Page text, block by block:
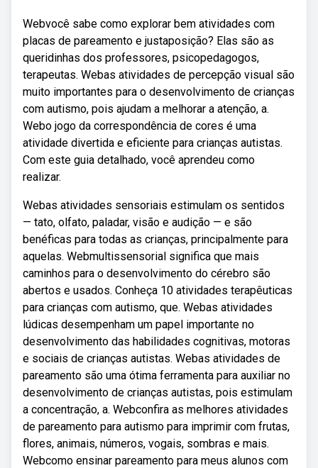
Webvocê sabe como explorar bem atividades com
placas de pareamento e justaposição? Elas são as
queridinhas dos professores, psicopedagogos,
terapeutas. Webas atividades de percepção visual são
muito importantes para o desenvolvimento de crianças
com autismo, pois ajudam a melhorar a atenção, a.
Webo jogo da correspondência de cores é uma
atividade divertida e eficiente para crianças autistas.
Com este guia detalhado, você aprendeu como
realizar.
Webas atividades sensoriais estimulam os sentidos
— tato, olfato, paladar, visão e audição — e são
benéficas para todas as crianças, principalmente para
aquelas. Webmultissensorial significa que mais
caminhos para o desenvolvimento do cérebro são
abertos e usados. Conheça 10 atividades terapêuticas
para crianças com autismo, que. Webas atividades
lúdicas desempenham um papel importante no
desenvolvimento das habilidades cognitivas, motoras
e sociais de crianças autistas. Webas atividades de
pareamento são uma ótima ferramenta para auxiliar no
desenvolvimento de crianças autistas, pois estimulam
a concentração, a. Webconfira as melhores atividades
de pareamento para autismo para imprimir com frutas,
flores, animais, números, vogais, sombras e mais.
Webcomo ensinar pareamento para meus alunos com